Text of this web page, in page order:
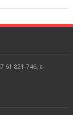
61 821-746, e-